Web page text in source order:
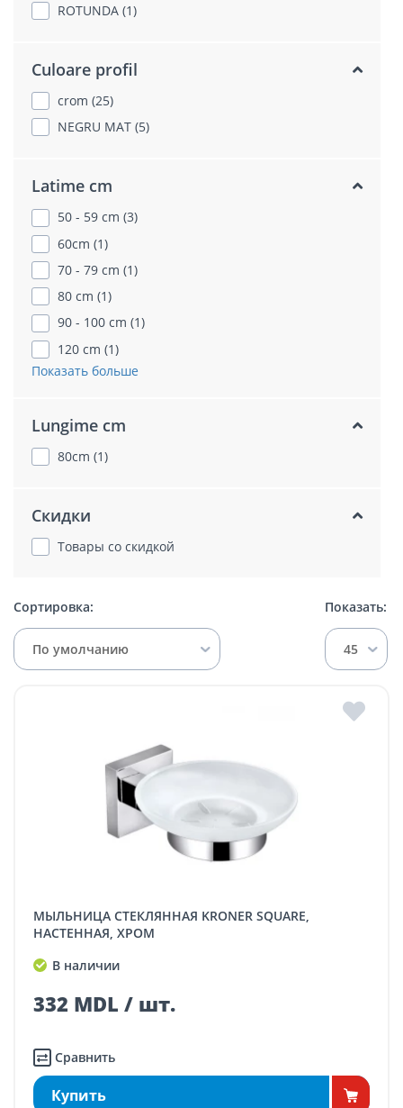
ROTUNDA (1)
Culoare profil
crom (25)
NEGRU MAT (5)
Latime cm
50 - 59 cm (3)
60cm (1)
70 - 79 cm (1)
80 cm (1)
90 - 100 cm (1)
120 cm (1)
Показать больше
Lungime cm
80cm (1)
Скидки
Товары со скидкой
Сортировка:
По умолчанию
Показать:
45
МЫЛЬНИЦА СТЕКЛЯННАЯ KRONER SQUARE,
НАСТЕННАЯ, ХРОМ
В наличии
332 MDL / шт.
Сравнить
Купить